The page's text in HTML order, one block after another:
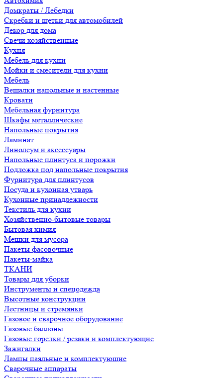
Домкраты / Лебедки
Скребки и щетки для автомобилей
Декор для дома
Свечи хозяйственные
Кухня
Мебель для кухни
Мойки и смесители для кухни
Мебель
Вешалки напольные и настенные
Кровати
Мебельная фурнитура
Шкафы металлические
Напольные покрытия
Ламинат
Линолеум и аксессуары
Напольные плинтуса и порожки
Подложка под напольные покрытия
Фурнитура для плинтусов
Посуда и кухонная утварь
Кухонные принадлежности
Текстиль для кухни
Хозяйственно-бытовые товары
Бытовая химия
Мешки для мусора
Пакеты фасовочные
Пакеты-майка
ТКАНИ
Товары для уборки
Инструменты и спецодежда
Высотные конструкции
Лестницы и стремянки
Газовое и сварочное оборудование
Газовые баллоны
Газовые горелки / резаки и комплектующие
Зажигалки
Лампы паяльные и комплектующие
Сварочные аппараты